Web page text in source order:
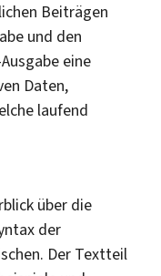
Beiträgen
und den
eine
Daten,
laufend
über die
der
Der Textteil